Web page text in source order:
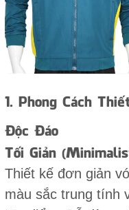
1. Phong Cách
Độc Đáo
Tối Giản
Thiết kế đơn giản
màu sắc trung tính